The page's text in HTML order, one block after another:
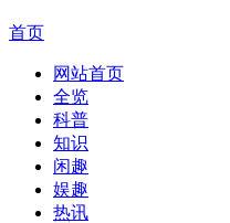
首页
网站首页
全览
科普
知识
闲趣
娱趣
热讯